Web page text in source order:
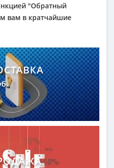
"Обратный
вам в кратчайшие